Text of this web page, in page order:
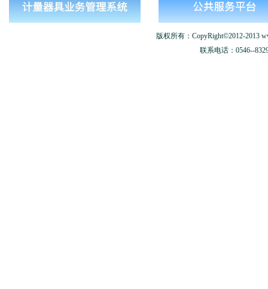
版权所有：CopyRight©2012-2013
联系电话：0546--